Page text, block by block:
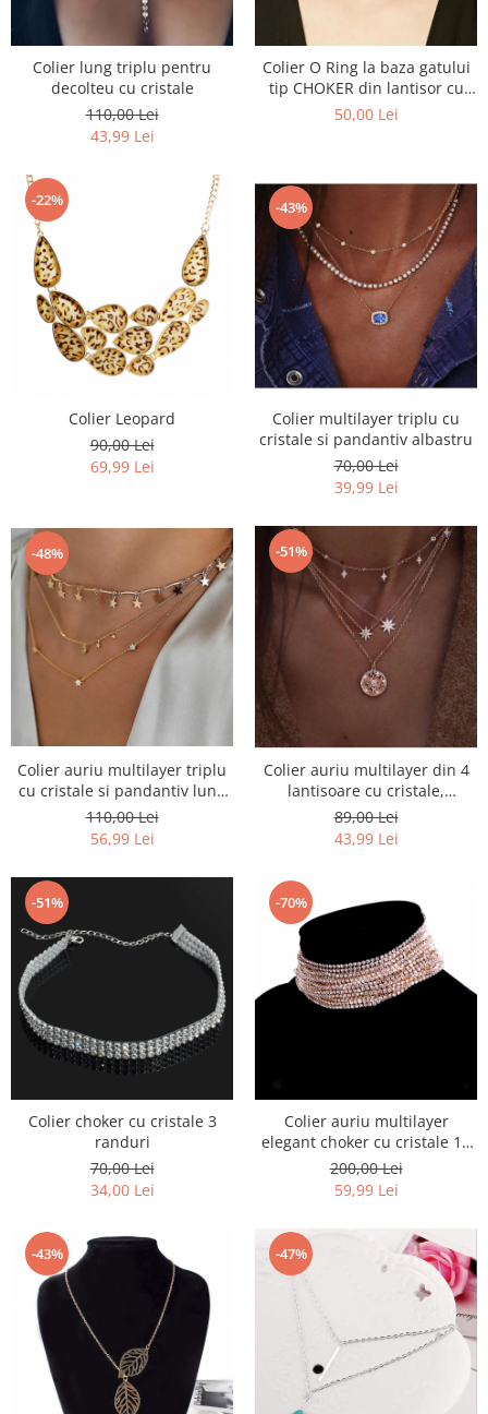
Colier lung triplu pentru
decolteu cu cristale
110,00 Lei
43,99 Lei
Colier O Ring la baza gatului
tip CHOKER din lantisor cu
inel metalic
50,00 Lei
-22%
Colier Leopard
90,00 Lei
69,99 Lei
-43%
Colier multilayer triplu cu
cristale si pandantiv albastru
70,00 Lei
39,99 Lei
-48%
Colier auriu multilayer triplu
cu cristale si pandantiv luna
si stea
110,00 Lei
56,99 Lei
-51%
Colier auriu multilayer din 4
lantisoare cu cristale,
pandantiv perle si stele
89,00 Lei
43,99 Lei
-51%
Colier choker cu cristale 3
randuri
70,00 Lei
34,00 Lei
-70%
Colier auriu multilayer
elegant choker cu cristale 19
randuri
200,00 Lei
59,99 Lei
-43% -47%